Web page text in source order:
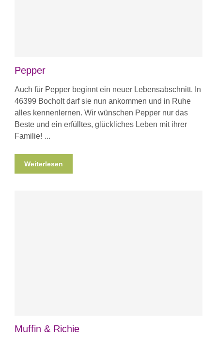
Pepper
Auch für Pepper beginnt ein neuer Lebensabschnitt. In
46399 Bocholt darf sie nun ankommen und in Ruhe
alles kennenlernen. Wir wünschen Pepper nur das
Beste und ein erfülltes, glückliches Leben mit ihrer
Familie!
Weiterlesen
Muffin & Richie